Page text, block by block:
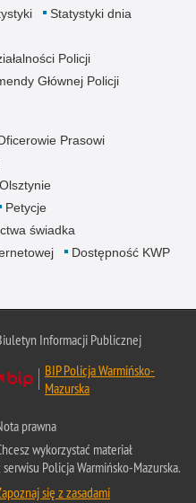
Statystyki dnia
Policji
Głównej Policji
Prasowi
Petycje
świadka
Dostępność KWP
Informacji Publicznej
BIP Policja Warmińsko-
Mazurska
prawna
wykorzystać materiał
serwisu Policja Warmińsko-Mazurska.
się z zasadami